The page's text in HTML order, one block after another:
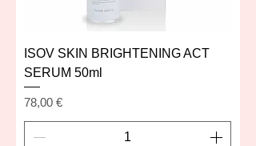
ISOV SKIN BRIGHTENING ACT
SERUM 50ml
Τιμή
78,00 €